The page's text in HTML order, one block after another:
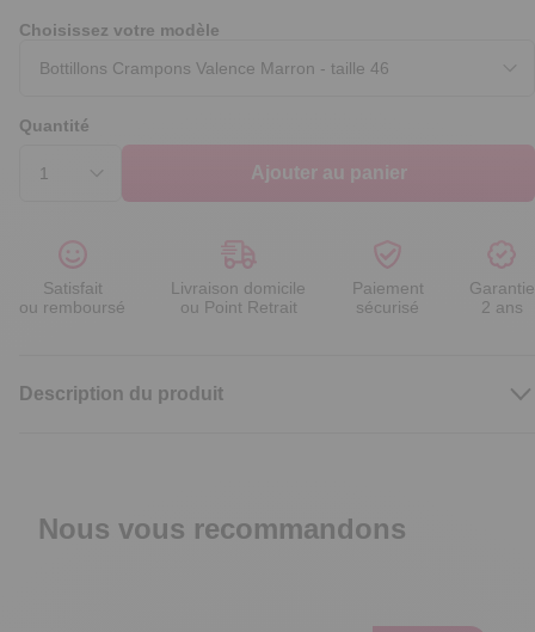
Choisissez votre modèle
Quantité
Ajouter au panier
Satisfait
ou remboursé
Livraison domicile
ou Point Retrait
Paiement
sécurisé
Garantie
2 ans
Description du produit
Nous vous recommandons